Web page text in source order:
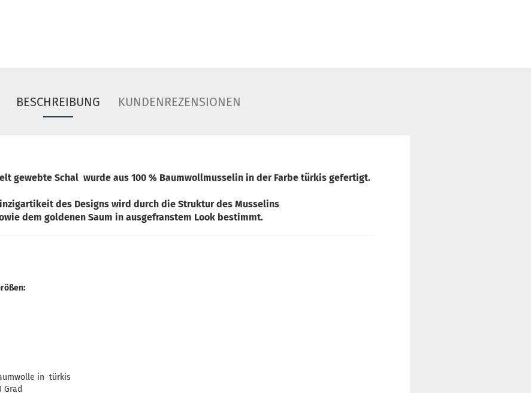
BESCHREIBUNG KUNDENREZENSIONEN
gewebte Schal wurde aus 100 % Baumwollmusselin in der Farbe türkis gefertigt.
des Designs wird durch die Struktur des Musselins
dem goldenen Saum in ausgefranstem Look bestimmt.
in türkis
Grad